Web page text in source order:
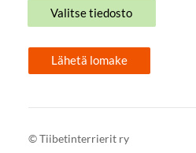
Valitse tiedosto
Lähetä lomake
©Tiibetinterrierit ry